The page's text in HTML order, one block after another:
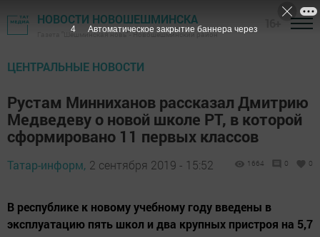
НОВОСТИ НОВОШЕШМИНСКА
Газета "Шешминская новь" - Новошешминский район
ЦЕНТРАЛЬНЫЕ НОВОСТИ
Рустам Минниханов рассказал Дмитрию
Медведеву о новой школе РТ, в которой
сформировано 11 первых классов
Татар-информ, 2 сентября 2019 - 15:52 1664 0 0
В республике к новому учебному году введены в
эксплуатацию пять школ и два крупных пристроя на 5,7
3 Автоматическое закрытие баннера через